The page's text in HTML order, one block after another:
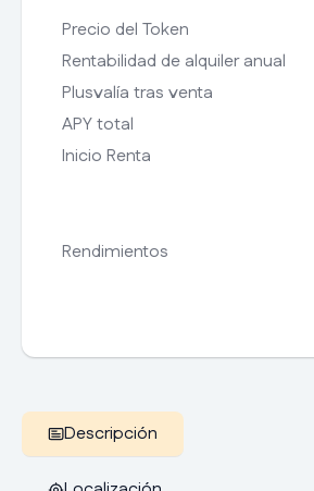
Precio del Token
Rentabilidad de alquiler anual
Plusvalía tras venta
APY total
Inicio Renta
Rendimientos
Descripción